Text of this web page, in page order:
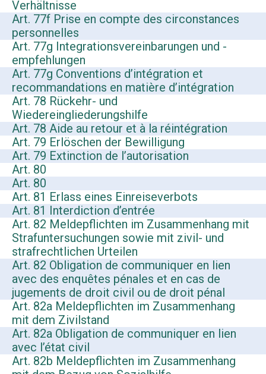
Verhältnisse
Art. 77f Prise en compte des circonstances
personnelles
Art. 77g Integrationsvereinbarungen und -
empfehlungen
Art. 77g Conventions d’intégration et
recommandations en matière d’intégration
Art. 78 Rückehr- und
Wiedereingliederungshilfe
Art. 78 Aide au retour et à la réintégration
Art. 79 Erlöschen der Bewilligung
Art. 79 Extinction de l’autorisation
Art. 80
Art. 80
Art. 81 Erlass eines Einreiseverbots
Art. 81 Interdiction d’entrée
Art. 82 Meldepflichten im Zusammenhang mit
Strafuntersuchungen sowie mit zivil- und
strafrechtlichen Urteilen
Art. 82 Obligation de communiquer en lien
avec des enquêtes pénales et en cas de
jugements de droit civil ou de droit pénal
Art. 82a Meldepflichten im Zusammenhang
mit dem Zivilstand
Art. 82a Obligation de communiquer en lien
avec l’état civil
Art. 82b Meldepflichten im Zusammenhang